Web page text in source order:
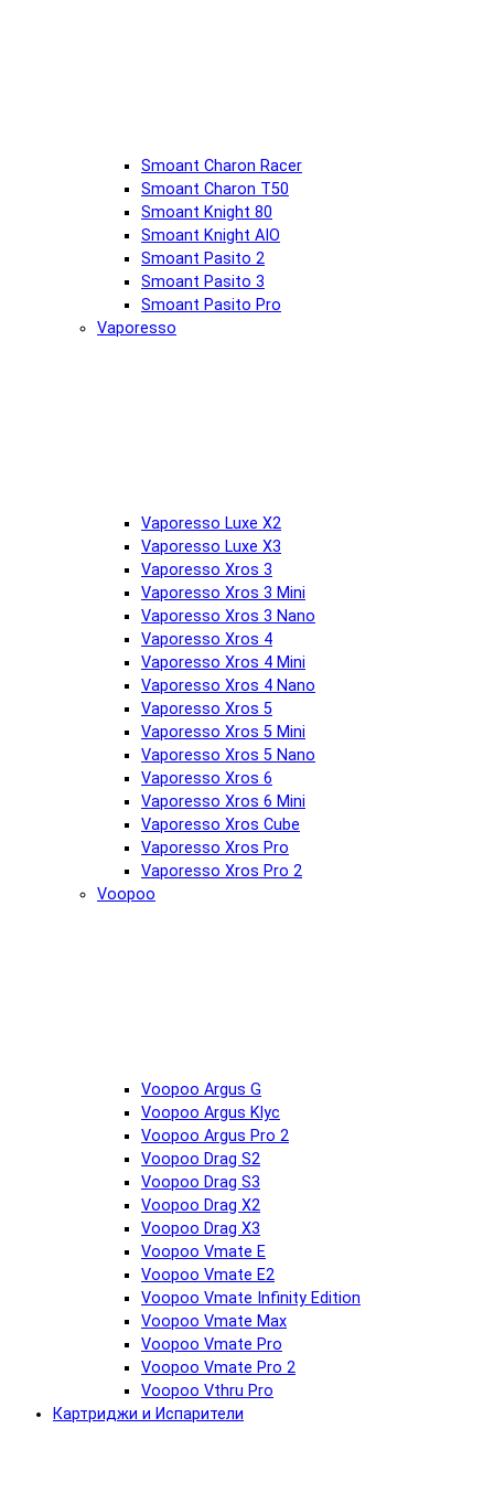
Smoant Charon Racer
Smoant Charon T50
Smoant Knight 80
Smoant Knight AIO
Smoant Pasito 2
Smoant Pasito 3
Smoant Pasito Pro
Vaporesso
Vaporesso Luxe X2
Vaporesso Luxe X3
Vaporesso Xros 3
Vaporesso Xros 3 Mini
Vaporesso Xros 3 Nano
Vaporesso Xros 4
Vaporesso Xros 4 Mini
Vaporesso Xros 4 Nano
Vaporesso Xros 5
Vaporesso Xros 5 Mini
Vaporesso Xros 5 Nano
Vaporesso Xros 6
Vaporesso Xros 6 Mini
Vaporesso Xros Cube
Vaporesso Xros Pro
Vaporesso Xros Pro 2
Voopoo
Voopoo Argus G
Voopoo Argus Klyc
Voopoo Argus Pro 2
Voopoo Drag S2
Voopoo Drag S3
Voopoo Drag X2
Voopoo Drag X3
Voopoo Vmate E
Voopoo Vmate E2
Voopoo Vmate Infinity Edition
Voopoo Vmate Max
Voopoo Vmate Pro
Voopoo Vmate Pro 2
Voopoo Vthru Pro
Картриджи и Испарители